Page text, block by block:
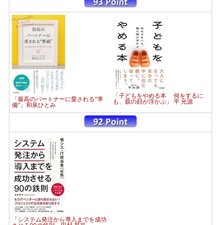
「最高のパートナーに愛される"準
備"」和泉ひとみ
「子どもをやめる本 何をするに
も、親の顔が浮かぶ」 平 光源
「システム発注から導入までを成功